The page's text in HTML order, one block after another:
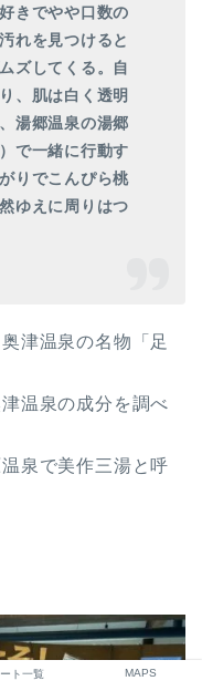
きでやや口数の
れを見つけると
ズしてくる。自
、肌は白く透明
湯郷温泉の湯郷
で一緒に行動す
りでこんぴら桃
ゆえに周りはつ
津温泉の名物「足
温泉の成分を調べ
泉で美作三湯と呼
ト一覧 MAPS